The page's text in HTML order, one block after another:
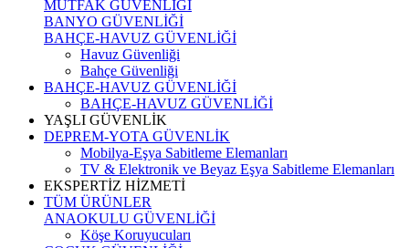
MUTFAK GÜVENLİĞİ
BANYO GÜVENLİĞİ
BAHÇE-HAVUZ GÜVENLİĞİ
Havuz Güvenliği
Bahçe Güvenliği
BAHÇE-HAVUZ GÜVENLİĞİ
BAHÇE-HAVUZ GÜVENLİĞİ
YAŞLI GÜVENLİK
DEPREM-YOTA GÜVENLİK
Mobilya-Eşya Sabitleme Elemanları
TV & Elektronik ve Beyaz Eşya Sabitleme Elemanları
EKSPERTİZ HİZMETİ
TÜM ÜRÜNLER
ANAOKULU GÜVENLİĞİ
Köşe Koruyucuları